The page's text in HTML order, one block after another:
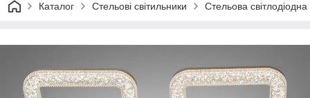
Каталог Стельові світильники Стельова